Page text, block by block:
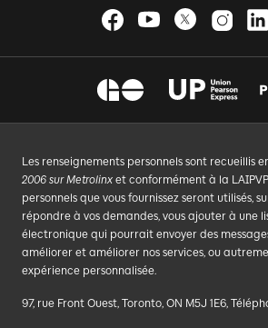
Les renseignements personnels sont recueillis
2006 sur Metrolinx et conformément à la
personnels que vous fournissez seront utilisés,
répondre à vos demandes, vous ajouter à une
électronique qui pourrait envoyer des
améliorer et améliorer nos services, ou
expérience personnalisée.
97, rue Front Ouest, Toronto, ON M5J 1E6,